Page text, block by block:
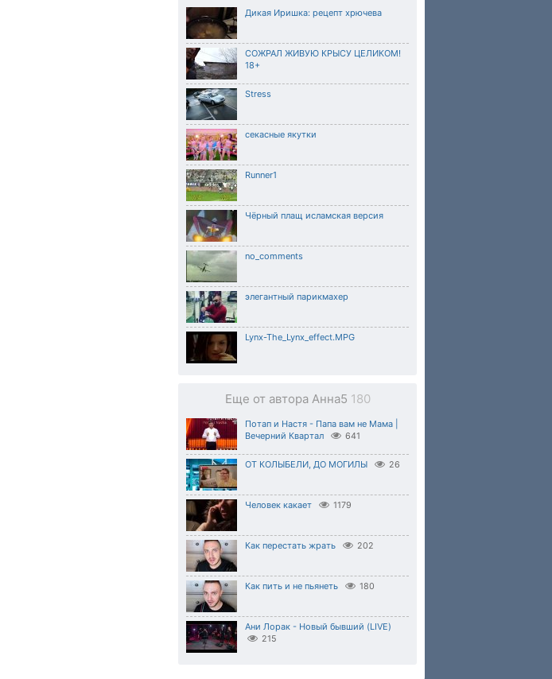
Дикая Иришка: рецепт хрючева
СОЖРАЛ ЖИВУЮ КРЫСУ ЦЕЛИКОМ!
18+
Stress
секасные якутки
Runner1
Чёрный плащ исламская версия
no_comments
элегантный парикмахер
Lynx-The_Lynx_effect.MPG
Еще от автора Анна5 180
Потап и Настя - Папа вам не Мама |
Вечерний Квартал
641
ОТ КОЛЫБЕЛИ, ДО МОГИЛЫ 26
Человек какает 1179
Как перестать жрать 202
Как пить и не пьянеть 180
Ани Лорак - Новый бывший (LIVE)
215